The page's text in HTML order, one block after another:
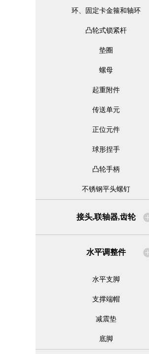
环、固定卡金箍和轴环
凸轮式锁紧杆
垫圈
螺母
起重附件
传送单元
正位元件
球形捏手
凸轮手柄
不锈钢平头螺钉
接头,联轴器,齿轮
水平调整件
水平支脚
支撑端帽
减震垫
底脚